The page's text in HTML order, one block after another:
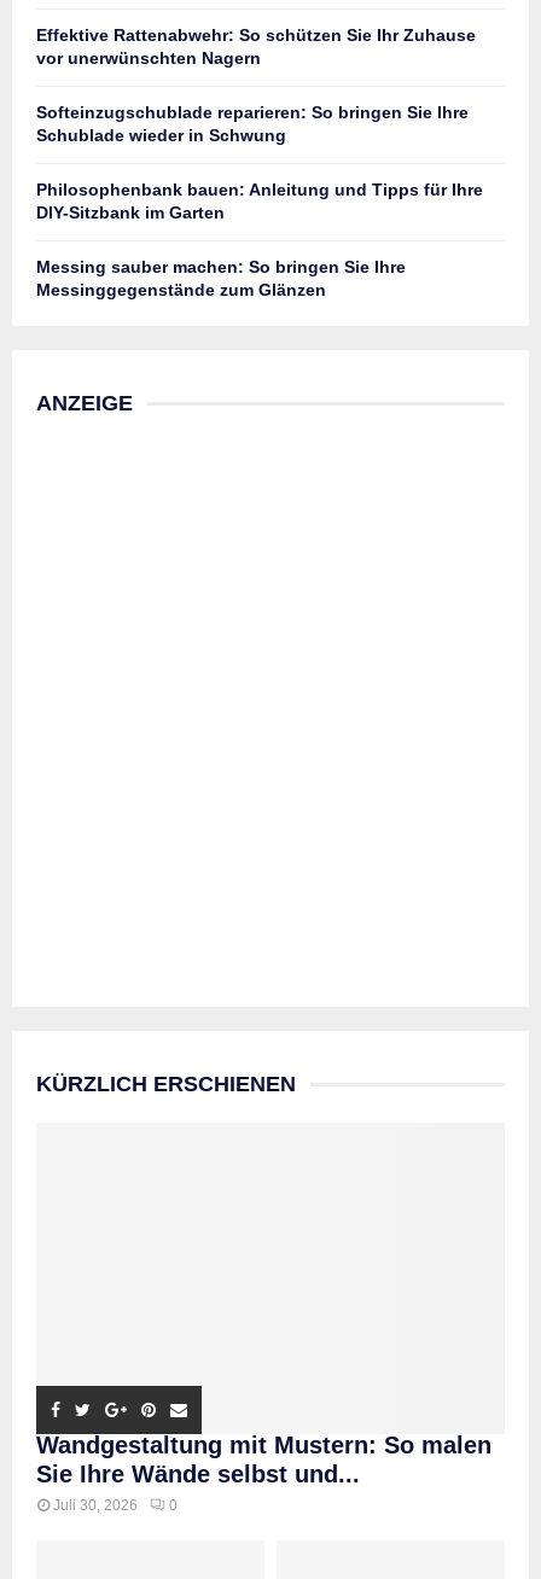
Effektive Rattenabwehr: So schützen Sie Ihr Zuhause
vor unerwünschten Nagern
Softeinzugschublade reparieren: So bringen Sie Ihre
Schublade wieder in Schwung
Philosophenbank bauen: Anleitung und Tipps für Ihre
DIY-Sitzbank im Garten
Messing sauber machen: So bringen Sie Ihre
Messinggegenstände zum Glänzen
ANZEIGE
KÜRZLICH ERSCHIENEN
Wandgestaltung mit Mustern: So malen
Sie Ihre Wände selbst und...
Juli 30, 2026 0